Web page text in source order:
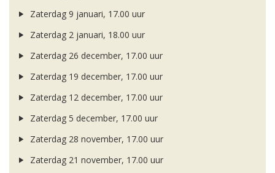
Zaterdag 9 januari, 17.00 uur
Zaterdag 2 januari, 18.00 uur
Zaterdag 26 december, 17.00 uur
Zaterdag 19 december, 17.00 uur
Zaterdag 12 december, 17.00 uur
Zaterdag 5 december, 17.00 uur
Zaterdag 28 november, 17.00 uur
Zaterdag 21 november, 17.00 uur